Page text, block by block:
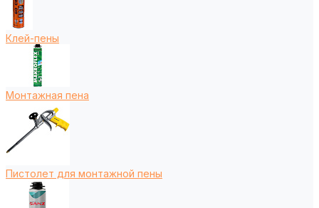
Клей-пены
Монтажная пена
Пистолет для монтажной пены